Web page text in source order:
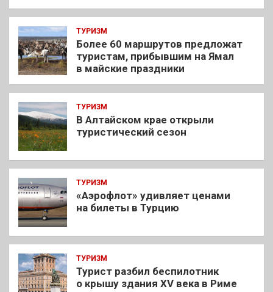
ТУРИЗМ
Более 60 маршрутов предложат
туристам, прибывшим на Ямал
в майские праздники
ТУРИЗМ
В Алтайском крае открыли
туристический сезон
ТУРИЗМ
«Аэрофлот» удивляет ценами
на билеты в Турцию
ТУРИЗМ
Турист разбил беспилотник
о крышу здания XV века в Риме